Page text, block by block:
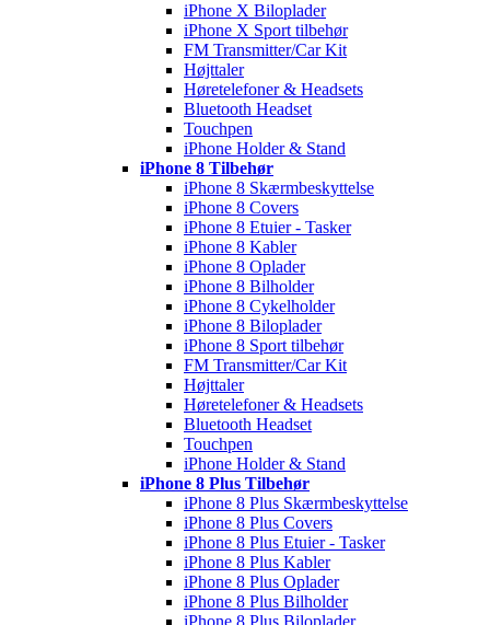
iPhone X Biloplader
iPhone X Sport tilbehør
FM Transmitter/Car Kit
Højttaler
Høretelefoner & Headsets
Bluetooth Headset
Touchpen
iPhone Holder & Stand
iPhone 8 Tilbehør
iPhone 8 Skærmbeskyttelse
iPhone 8 Covers
iPhone 8 Etuier - Tasker
iPhone 8 Kabler
iPhone 8 Oplader
iPhone 8 Bilholder
iPhone 8 Cykelholder
iPhone 8 Biloplader
iPhone 8 Sport tilbehør
FM Transmitter/Car Kit
Højttaler
Høretelefoner & Headsets
Bluetooth Headset
Touchpen
iPhone Holder & Stand
iPhone 8 Plus Tilbehør
iPhone 8 Plus Skærmbeskyttelse
iPhone 8 Plus Covers
iPhone 8 Plus Etuier - Tasker
iPhone 8 Plus Kabler
iPhone 8 Plus Oplader
iPhone 8 Plus Bilholder
iPhone 8 Plus Biloplader